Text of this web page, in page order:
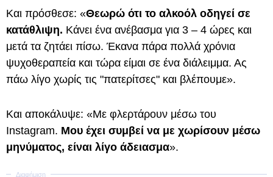
Και πρόσθεσε: «Θεωρώ ότι το αλκοόλ οδηγεί σε
κατάθλιψη. Κάνει ένα ανέβασμα για 3 – 4 ώρες και
μετά τα ζητάει πίσω. Έκανα πάρα πολλά χρόνια
ψυχοθεραπεία και τώρα είμαι σε ένα διάλειμμα. Ας
πάω λίγο χωρίς τις "πατερίτσες" και βλέπουμε».
Και αποκάλυψε: «Με φλερτάρουν μέσω του
Instagram. Μου έχει συμβεί να με χωρίσουν μέσω
μηνύματος, είναι λίγο άδειασμα».